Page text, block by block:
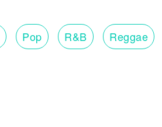
Pop R&B Reggae